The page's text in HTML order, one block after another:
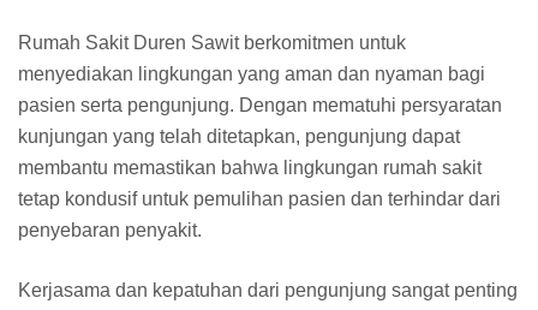
Rumah Sakit Duren Sawit berkomitmen untuk
menyediakan lingkungan yang aman dan nyaman bagi
pasien serta pengunjung. Dengan mematuhi persyaratan
kunjungan yang telah ditetapkan, pengunjung dapat
membantu memastikan bahwa lingkungan rumah sakit
tetap kondusif untuk pemulihan pasien dan terhindar dari
penyebaran penyakit.
Kerjasama dan kepatuhan dari pengunjung sangat penting